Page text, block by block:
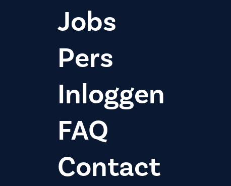
Jobs
Pers
Inloggen
FAQ
Contact